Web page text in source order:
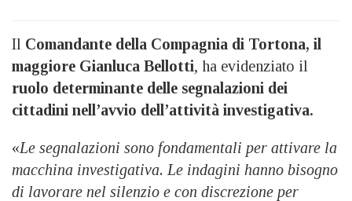
Il Comandante della Compagnia di Tortona, il
maggiore Gianluca Bellotti, ha evidenziato il
ruolo determinante delle segnalazioni dei
cittadini nell’avvio dell’attività investigativa.
«Le segnalazioni sono fondamentali per attivare la
macchina investigativa. Le indagini hanno bisogno
di lavorare nel silenzio e con discrezione per